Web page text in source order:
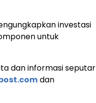
investasi
untuk
dan informasi seputar
dan